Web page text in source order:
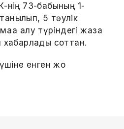
нің 73-бабының 1-
танылып, 5 тәулік
алу түріндегі жаза
соттан.
енген жоқ